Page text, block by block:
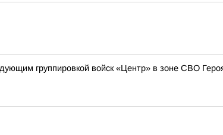
группировкой войск «Центр» в зоне СВО